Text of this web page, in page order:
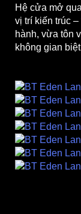
Hệ cửa mở
vị trí kiến trúc
hành, vừa tôn
không gian